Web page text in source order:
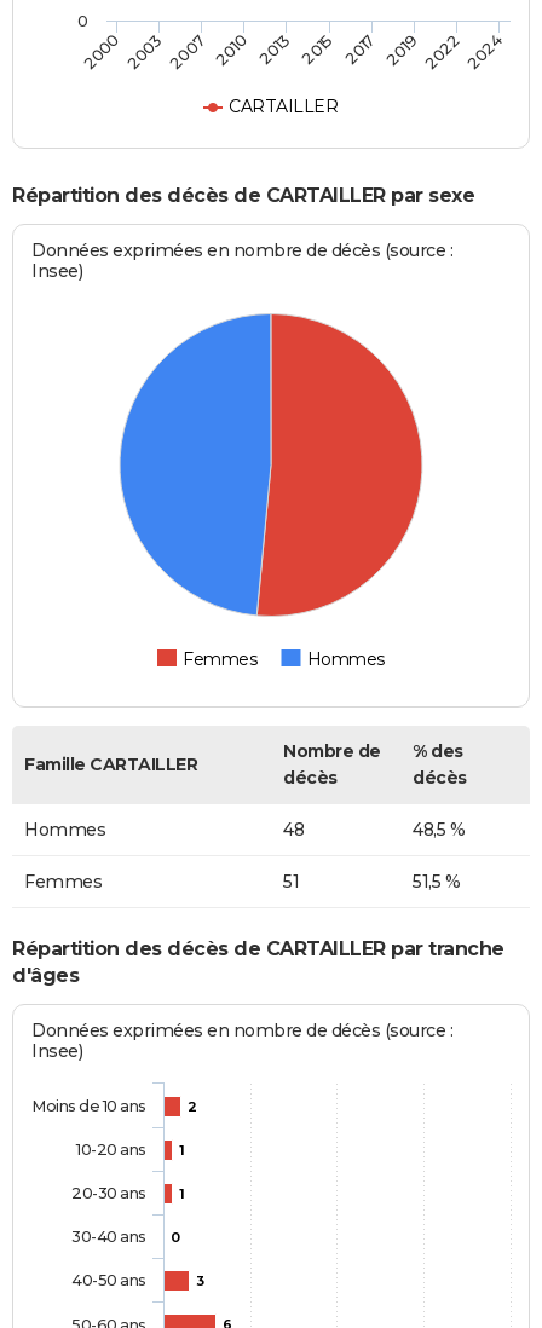
CARTAILLER
2000 20032007 2010 2013 2015 2017 2019 20222024
0
Répartition des décès de CARTAILLER par sexe
Données exprimées en nombre de décès (source :
Insee)
Femmes Hommes
Famille CARTAILLER
Nombre de
décès
% des
décès
Hommes 48 48,5 %
Femmes 51 51,5 %
Répartition des décès de CARTAILLER par tranche
d'âges
Données exprimées en nombre de décès (source :
Insee)
2
1
1
0
3
6
Moins de 10 ans
10-20 ans
20-30 ans
30-40 ans
40-50 ans